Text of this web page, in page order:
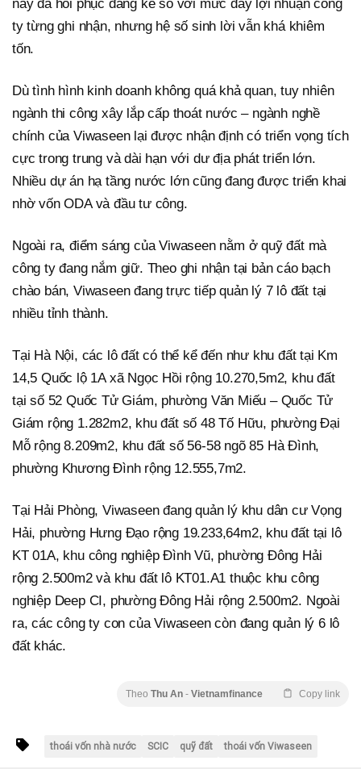
này đã hồi phục đáng kể so với mức đáy lợi nhuận công
ty từng ghi nhận, nhưng hệ số sinh lời vẫn khá khiêm
tốn.
Dù tình hình kinh doanh không quá khả quan, tuy nhiên
ngành thi công xây lắp cấp thoát nước – ngành nghề
chính của Viwaseen lại được nhận định có triển vọng tích
cực trong trung và dài hạn với dư địa phát triển lớn.
Nhiều dự án hạ tầng nước lớn cũng đang được triển khai
nhờ vốn ODA và đầu tư công.
Ngoài ra, điểm sáng của Viwaseen nằm ở quỹ đất mà
công ty đang nắm giữ. Theo ghi nhận tại bản cáo bạch
chào bán, Viwaseen đang trực tiếp quản lý 7 lô đất tại
nhiều tỉnh thành.
Tại Hà Nội, các lô đất có thể kể đến như khu đất tại Km
14,5 Quốc lộ 1A xã Ngọc Hồi rộng 10.270,5m2, khu đất
tại số 52 Quốc Tử Giám, phường Văn Miếu – Quốc Tử
Giám rộng 1.282m2, khu đất số 48 Tố Hữu, phường Đại
Mỗ rộng 8.209m2, khu đất số 56-58 ngõ 85 Hà Đình,
phường Khương Đình rộng 12.555,7m2.
Tại Hải Phòng, Viwaseen đang quản lý khu dân cư Vọng
Hải, phường Hưng Đạo rộng 19.233,64m2, khu đất tại lô
KT 01A, khu công nghiệp Đình Vũ, phường Đông Hải
rộng 2.500m2 và khu đất lô KT01.A1 thuộc khu công
nghiệp Deep CI, phường Đông Hải rộng 2.500m2. Ngoài
ra, các công ty con của Viwaseen còn đang quản lý 6 lô
đất khác.
Theo Thu An - Vietnamfinance Copy link
thoái vốn nhà nước SCIC quỹ đất thoái vốn Viwaseen